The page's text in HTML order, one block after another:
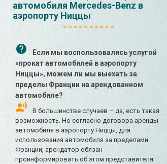
автомобиля Mercedes-Benz в
аэропорту Ниццы
Если мы воспользовались услугой
«прокат автомобилей в аэропорту
Ниццы», можем ли мы выехать за
пределы Франции на арендованном
автомобиле?
В большинстве случаев – да, есть такая
возможность. Но согласно договора аренды
автомобиля в аэропорту Ниццы, для
использования автомобиля за пределами
Франции, арендатор обязан
проинформировать об этом представителя